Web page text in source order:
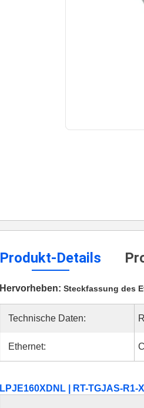
Produkt-Details
Hervorheben: Steckfassung des
Technische Daten:
Ethernet:
LPJE160XDNL | RT-TGJAS-